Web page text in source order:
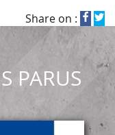
Share on :
PARUS